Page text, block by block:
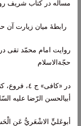
مساله در کتاب شریف
رابطۀ ميان‌ زيارت‌
روايت‌ امام‌ محمّد تقی
حجّة‌الاسلام‌
در «کافی»
أبیالحسن‌ الرّضا عليه‌ السّلام‌، ص‌ ٥٨٤
أبوعَليٍّ الاشْعَريُّ عَنِ